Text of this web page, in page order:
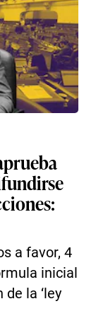
a favor, 4
inicial
la ‘ley